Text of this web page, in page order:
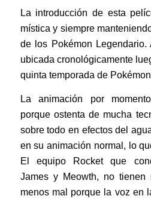
La introducción de esta
mística y siempre
de los Pokémon Legendario.
ubicada cronológicamente
quinta temporada de
La animación por
porque ostenta de mucha
sobre todo en efectos del
en su animación normal, lo
El equipo Rocket que
James y Meowth, no tienen
menos mal porque la voz en